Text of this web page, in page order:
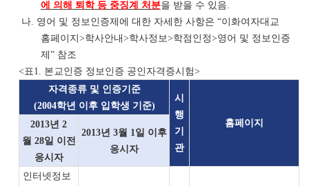
에 의해 퇴학 등 중징계 처분을 받을 수 있음.
나. 영어 및 정보인증제에 대한 자세한 사항은 “이화여자대교
홈페이지>학사안내>학사정보>학점인정>영어 및 정보인증
제” 참조
<표1. 본교인증 정보인증 공인자격증시험>
자격종류 및 인증기준
(2004학년 이후 입학생 기준)
시
행
기
관
홈페이지
2013년 2
월 28일 이전
응시자
2013년 3월 1일 이후
응시자
인터넷정보